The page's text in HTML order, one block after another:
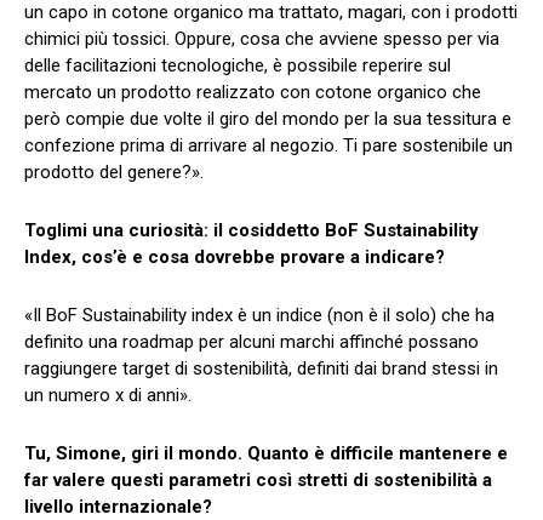
un capo in cotone organico ma trattato, magari, con i prodotti
chimici più tossici. Oppure, cosa che avviene spesso per via
delle facilitazioni tecnologiche, è possibile reperire sul
mercato un prodotto realizzato con cotone organico che
però compie due volte il giro del mondo per la sua tessitura e
confezione prima di arrivare al negozio. Ti pare sostenibile un
prodotto del genere?».
Toglimi una curiosità: il cosiddetto BoF Sustainability
Index, cos’è e cosa dovrebbe provare a indicare?
«Il BoF Sustainability index è un indice (non è il solo) che ha
definito una roadmap per alcuni marchi affinché possano
raggiungere target di sostenibilità, definiti dai brand stessi in
un numero x di anni».
Tu, Simone, giri il mondo. Quanto è difficile mantenere e
far valere questi parametri così stretti di sostenibilità a
livello internazionale?